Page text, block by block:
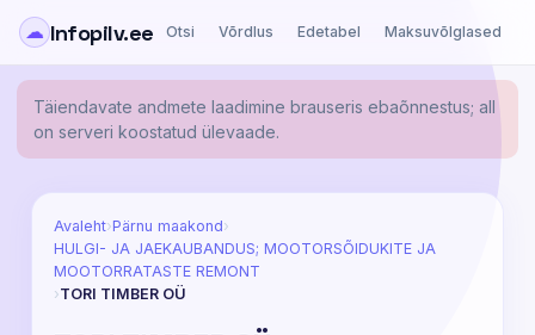
☁ Infopilv.ee Otsi Võrdlus Edetabel Maksuvõlglased
Täiendavate andmete laadimine brauseris ebaõnnestus; all
on serveri koostatud ülevaade.
Avaleht›Pärnu maakond›
HULGI- JA JAEKAUBANDUS; MOOTORSÕIDUKITE JA
MOOTORRATASTE REMONT
›TORI TIMBER OÜ